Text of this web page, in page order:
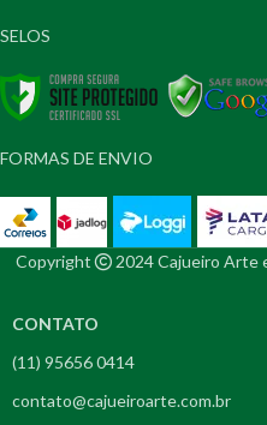
SELOS
FORMAS DE ENVIO
Copyright 2024 Cajueiro Arte
CONTATO
(11) 95656 0414
contato@cajueiroarte.com.br